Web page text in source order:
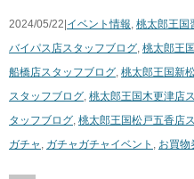
2024/05/22|イベント情報 桃太郎王国
バイパス店スタッフブログ 桃太郎王
船橋店スタッフブログ 桃太郎王国新
スタッフブログ 桃太郎王国木更津店
タッフブログ 桃太郎王国松戸五香店
ガチャ
ガチャガチャイベント お買物